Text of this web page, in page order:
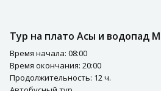
Тур на плато Асы и водопад
Время начала: 08:00
Время окончания: 20:00
Продолжительность: 12 ч.